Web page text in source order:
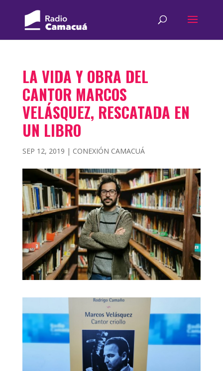
LA VIDA Y OBRA DEL
CANTOR MARCOS
VELÁSQUEZ, RESCATADA EN
UN LIBRO
SEP 12, 2019 | CONEXIÓN CAMACUÁ